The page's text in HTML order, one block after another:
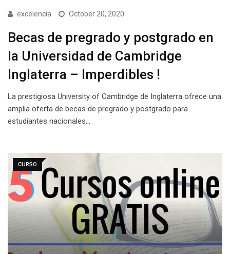
excelencia October 20, 2020
Becas de pregrado y postgrado en
la Universidad de Cambridge
Inglaterra – Imperdibles !
La prestigiosa University of Cambridge de Inglaterra ofrece una
amplia oferta de becas de pregrado y postgrado para
estudiantes nacionales…
CURSO